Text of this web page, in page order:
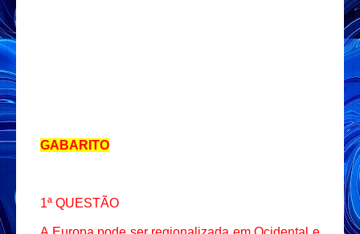
GABARITO
1ª QUESTÃO